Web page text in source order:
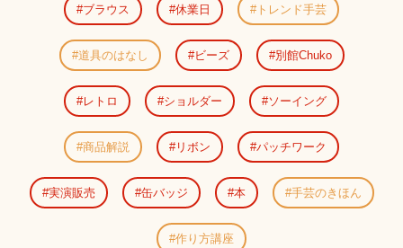
ブラウス 休業日 トレンド手芸
道具のはなし ビーズ 別館Chuko
レトロ ショルダー ソーイング
商品解説 リボン パッチワーク
実演販売 缶バッジ 本 手芸のきほん
作り方講座